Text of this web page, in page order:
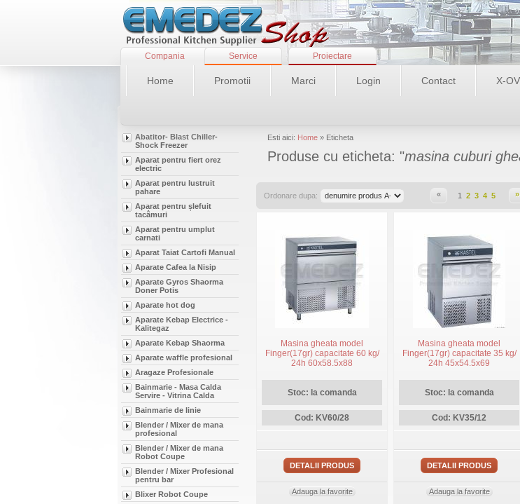
Compania Service Proiectare
Home Promotii Marci Login Contact X-
Abatitor- Blast Chiller-
Shock Freezer
Aparat pentru fiert orez
electric
Aparat pentru lustruit
pahare
Aparat pentru șlefuit
tacâmuri
Aparat pentru umplut
carnati
Aparat Taiat Cartofi Manual
Aparate Cafea la Nisip
Aparate Gyros Shaorma
Doner Potis
Aparate hot dog
Aparate Kebap Electrice -
Kalitegaz
Aparate Kebap Shaorma
Aparate waffle profesional
Aragaze Profesionale
Bainmarie - Masa Calda
Servire - Vitrina Calda
Bainmarie de linie
Blender / Mixer de mana
profesional
Blender / Mixer de mana
Robot Coupe
Blender / Mixer Profesional
pentru bar
Blixer Robot Coupe
Esti aici: Home » Eticheta
Produse cu eticheta: "masina cuburi
Ordonare dupa: « 1 2 3 4 5 »
Masina gheata model
Finger(17gr) capacitate 60 kg/
24h 60x58.5x88
Stoc: la comanda
Cod: KV60/28
DETALII PRODUS
Adauga la favorite
Masina gheata model
Finger(17gr) capacitate 35 kg/
24h 45x54.5x69
Stoc: la comanda
Cod: KV35/12
DETALII PRODUS
Adauga la favorite